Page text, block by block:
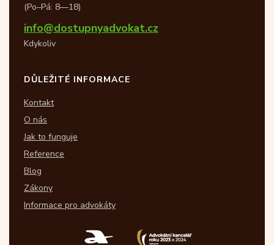
(Po–Pá: 8—18)
info@dostupnyadvokat.cz
Kdykoliv
DŮLEŽITÉ INFORMACE
Kontakt
O nás
Jak to funguje
Reference
Blog
Zákony
Informace pro advokáty